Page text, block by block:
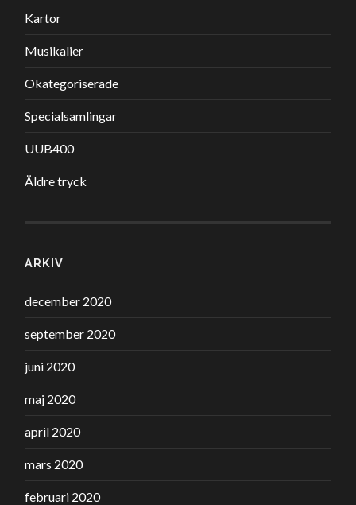
Kartor
Musikalier
Okategoriserade
Specialsamlingar
UUB400
Äldre tryck
ARKIV
december 2020
september 2020
juni 2020
maj 2020
april 2020
mars 2020
februari 2020